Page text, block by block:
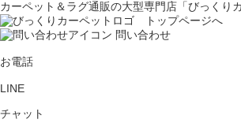
カーペット＆ラグ通販の大型専門店「びっくり
問い合わせ
お電話
LINE
チャット